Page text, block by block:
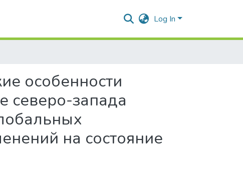
Log In
особенности
северо-запада
на состояние